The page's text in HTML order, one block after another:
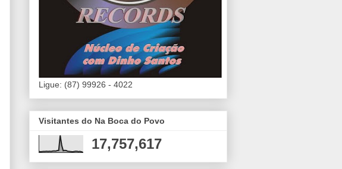
Ligue: (87) 99926 - 4022
Visitantes do Na Boca do Povo
17,757,617